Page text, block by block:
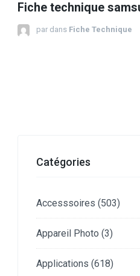
Fiche technique
par dans Fiche Technique
Catégories
Accesssoires (503)
Appareil Photo (3)
Applications (618)